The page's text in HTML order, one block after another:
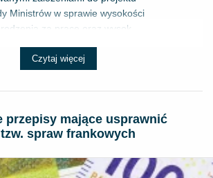
Ministrów w sprawie wysokości
za pracę oraz wysok...
Czytaj więcej
przepisy mające usprawnić
spraw frankowych